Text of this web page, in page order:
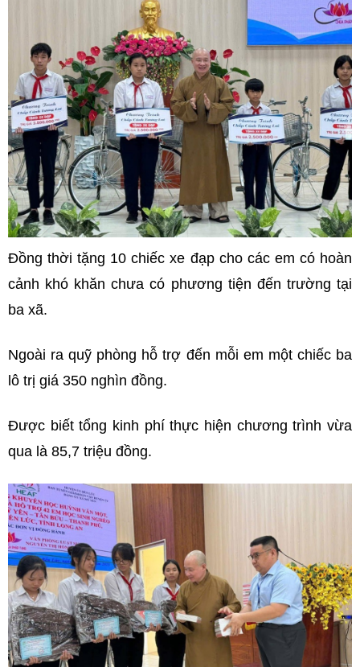
Đồng thời tặng 10 chiếc xe đạp cho các em có hoàn
cảnh khó khăn chưa có phương tiện đến trường tại
ba xã.
Ngoài ra quỹ phòng hỗ trợ đến mỗi em một chiếc ba
lô trị giá 350 nghìn đồng.
Được biết tổng kinh phí thực hiện chương trình vừa
qua là 85,7 triệu đồng.